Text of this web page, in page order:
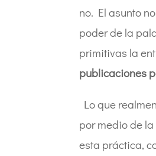
no. El asunto
poder de la
primitivas la
publicaciones
Lo que
por medio de
esta práctica,